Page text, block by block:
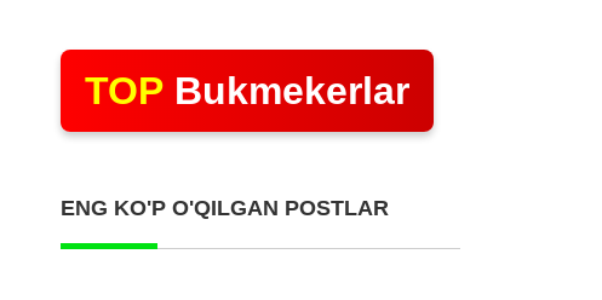
TOP Bukmekerlar
ENG KO'P O'QILGAN POSTLAR